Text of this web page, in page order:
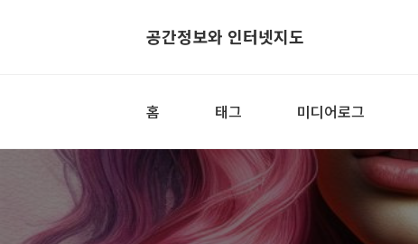
공간정보와 인터넷지도
홈 태그 미디어로그